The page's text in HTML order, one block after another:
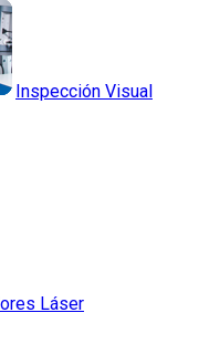
Inspección Visual
Láser